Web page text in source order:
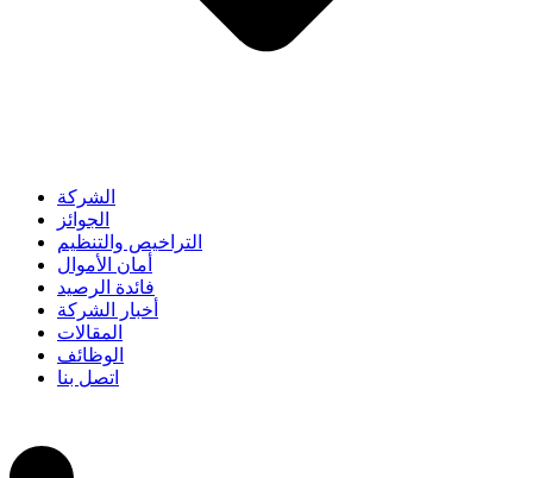
الشركة
الجوائز
التراخيص والتنظيم
أمان الأموال
فائدة الرصيد
أخبار الشركة
المقالات
الوظائف
اتصل بنا